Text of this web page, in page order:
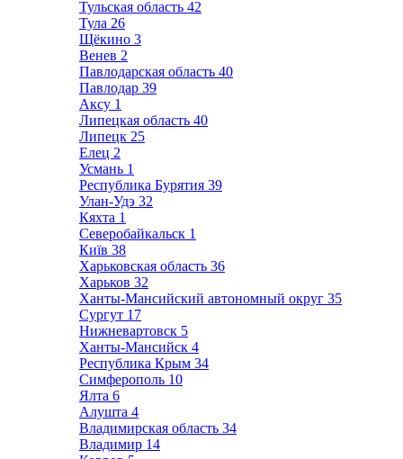
Тульская область 42
Тула 26
Щёкино 3
Венев 2
Павлодарская область 40
Павлодар 39
Аксу 1
Липецкая область 40
Липецк 25
Елец 2
Усмань 1
Республика Бурятия 39
Улан-Удэ 32
Кяхта 1
Северобайкальск 1
Київ 38
Харьковская область 36
Харьков 32
Ханты-Мансийский автономный округ 35
Сургут 17
Нижневартовск 5
Ханты-Мансийск 4
Республика Крым 34
Симферополь 10
Ялта 6
Алушта 4
Владимирская область 34
Владимир 14